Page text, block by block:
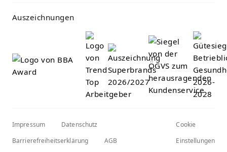
Auszeichnungen
Impressum
Datenschutz
Barrierefreiheitserklärung
AGB
Cookie
Einstellungen